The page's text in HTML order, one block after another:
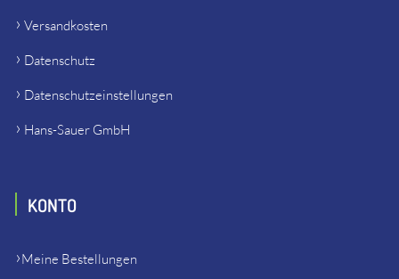
Versandkosten
Datenschutz
Datenschutzeinstellungen
Hans-Sauer GmbH
KONTO
Meine Bestellungen